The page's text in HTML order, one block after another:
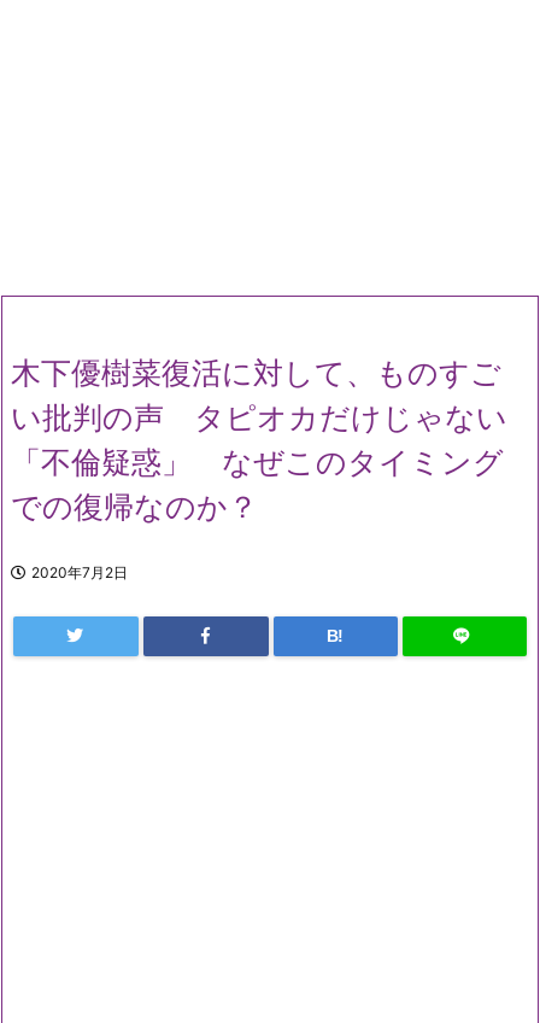
木下優樹菜復活に対して、ものすご
い批判の声 タピオカだけじゃない
「不倫疑惑」 なぜこのタイミング
での復帰なのか？
2020年7月2日
B!